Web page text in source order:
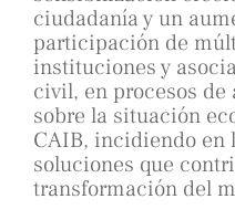
ciudadanía y un
participación de
instituciones y
civil, en procesos
sobre la situación
CAIB, incidiendo en
soluciones que
transformación del